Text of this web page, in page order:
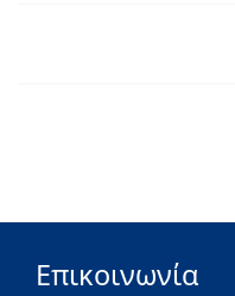
Επικοινωνία